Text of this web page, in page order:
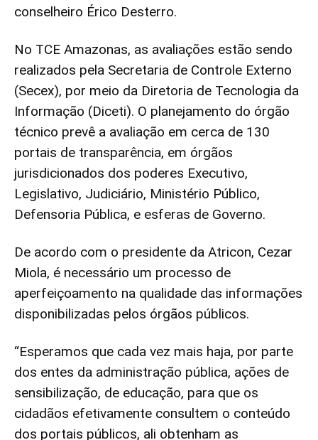
conselheiro Érico Desterro.
No TCE Amazonas, as avaliações estão sendo
realizados pela Secretaria de Controle Externo
(Secex), por meio da Diretoria de Tecnologia da
Informação (Diceti). O planejamento do órgão
técnico prevê a avaliação em cerca de 130
portais de transparência, em órgãos
jurisdicionados dos poderes Executivo,
Legislativo, Judiciário, Ministério Público,
Defensoria Pública, e esferas de Governo.
De acordo com o presidente da Atricon, Cezar
Miola, é necessário um processo de
aperfeiçoamento na qualidade das informações
disponibilizadas pelos órgãos públicos.
“Esperamos que cada vez mais haja, por parte
dos entes da administração pública, ações de
sensibilização, de educação, para que os
cidadãos efetivamente consultem o conteúdo
dos portais públicos, ali obtenham as